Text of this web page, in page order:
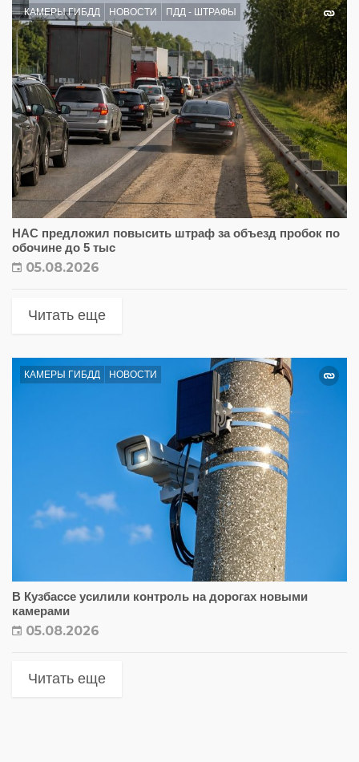
КАМЕРЫ ГИБДД НОВОСТИ ПДД - ШТРАФЫ
НАС предложил повысить штраф за объезд пробок по
обочине до 5 тыс
05.08.2026
Читать еще
КАМЕРЫ ГИБДД НОВОСТИ
В Кузбассе усилили контроль на дорогах новыми
камерами
05.08.2026
Читать еще